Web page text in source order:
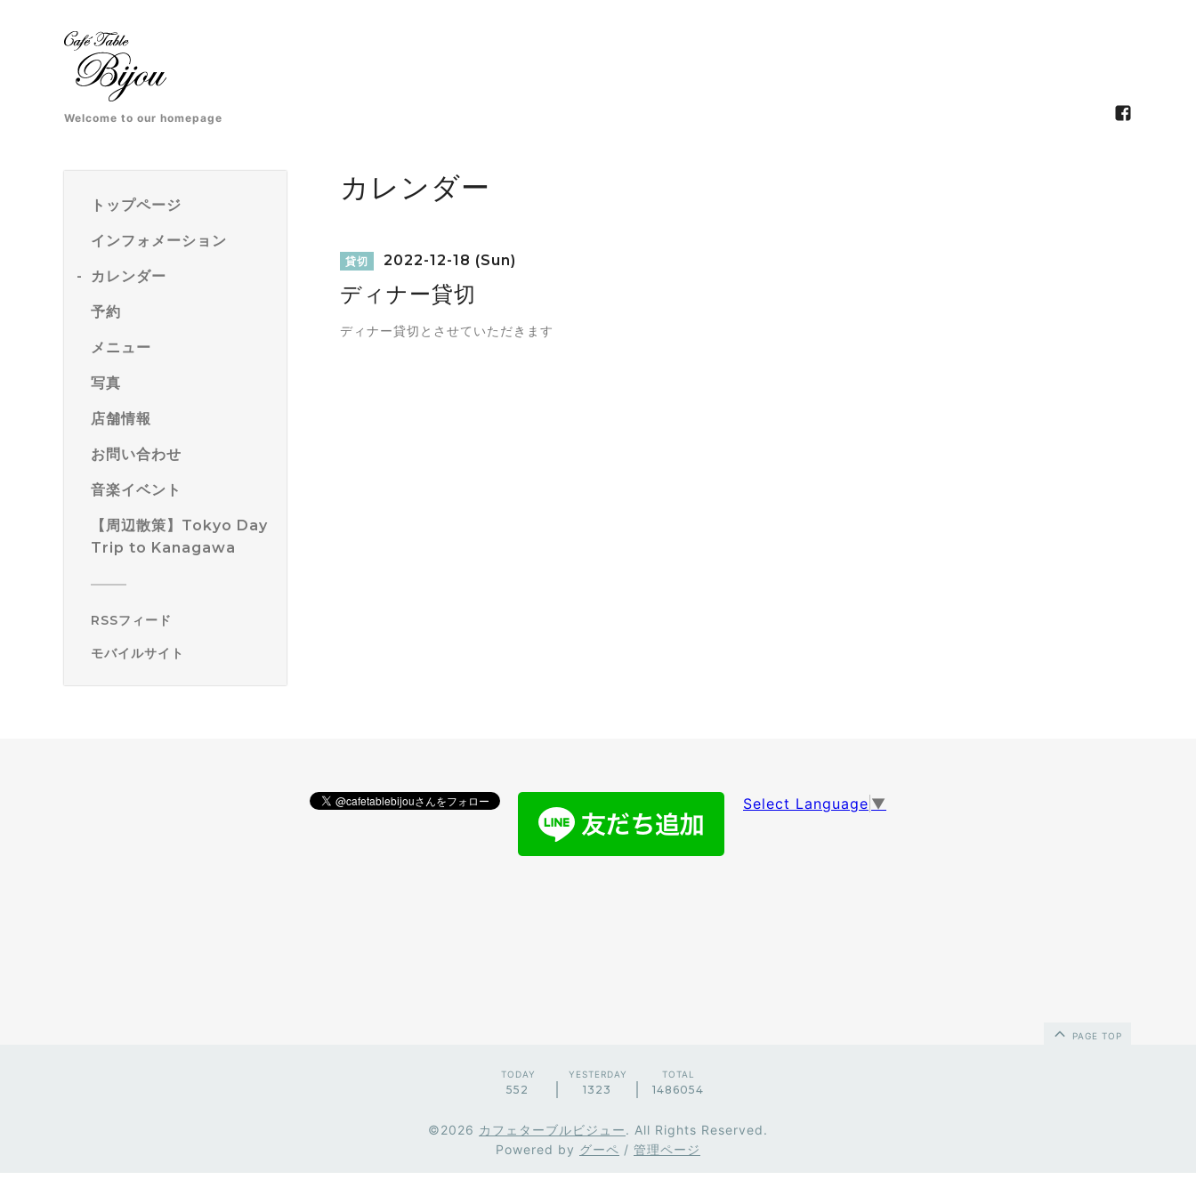
Welcome to our homepage
トップページ
インフォメーション
カレンダー
予約
メニュー
写真
店舗情報
お問い合わせ
音楽イベント
【周辺散策】Tokyo Day
Trip to Kanagawa
RSSフィード
モバイルサイト
カレンダー
貸切 2022-12-18 (Sun)
ディナー貸切
ディナー貸切とさせていただきます
Select Language ▼
PAGE TOP
TODAY
552
YESTERDAY
1323
TOTAL
1486054
©2026 カフェターブルビジュー. All Rights Reserved.
Powered by グーペ / 管理ページ